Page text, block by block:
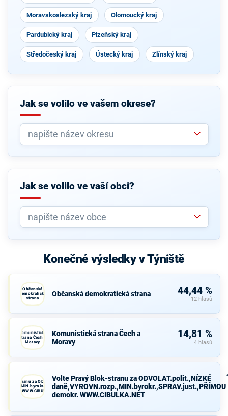
Moravskoslezský kraj Olomoucký kraj
Pardubický kraj Plzeňský kraj
Středočeský kraj Ústecký kraj Zlínský kraj
Jak se volilo ve vašem okrese?
Jak se volilo ve vaší obci?
Konečné výsledky v Týniště
Občanská
demokratická
strana
Občanská demokratická strana 44,44 %
12 hlasů
Komunistická
strana Čech a
Moravy
Komunistická strana Čech a
Moravy
14,81 %
4 hlasů
Blok-stranu za ODVOLAT.polit.,NÍZKÉ
demokr. WWW.CIBULKA.NET
Volte Pravý Blok-stranu za ODVOLAT.polit.,NÍZKÉ
daně,VYROVN.rozp.,MIN.byrokr.,SPRAV.just.,PŘÍMOU
demokr. WWW.CIBULKA.NET